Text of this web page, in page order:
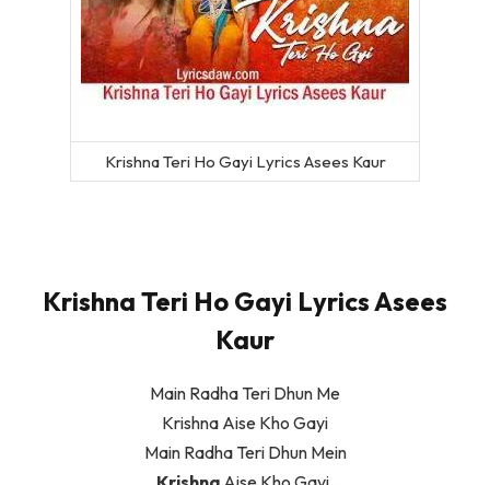
Krishna Teri Ho Gayi Lyrics Asees Kaur
Krishna Teri Ho Gayi Lyrics Asees
Kaur
Main Radha Teri Dhun Me
Krishna Aise Kho Gayi
Main Radha Teri Dhun Mein